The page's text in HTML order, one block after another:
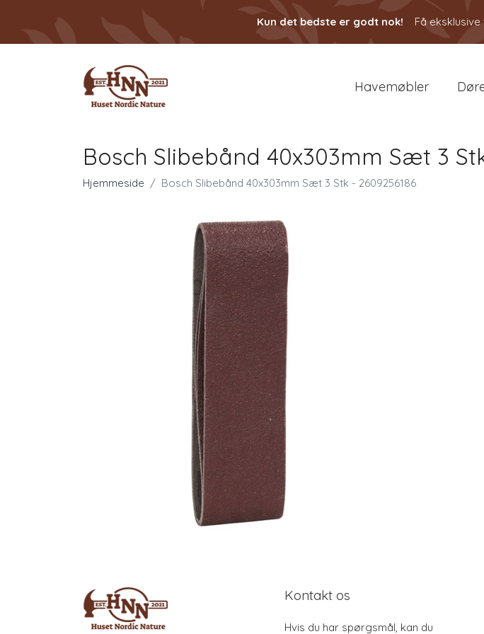
Kun det bedste er godt nok! Få
Havemøbler
Bosch Slibebånd 40x303mm Sæt 3
Hjemmeside Bosch Slibebånd 40x303mm Sæt 3 Stk - 2609256186
Kontakt os
Hvis du har spørgsmål, kan du